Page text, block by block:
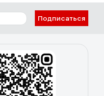
Подписаться